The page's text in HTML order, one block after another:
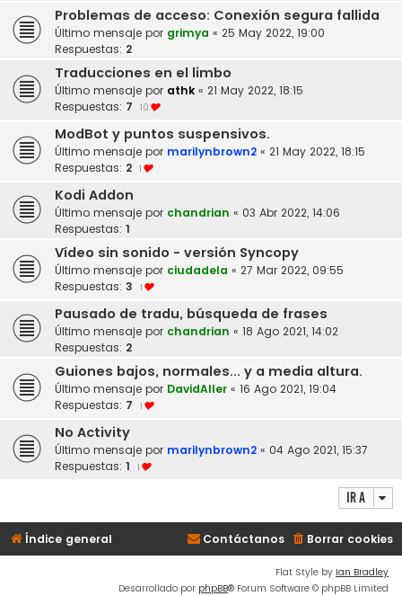
Problemas de acceso: Conexión segura fallida
Último mensaje por grimya « 25 May 2022, 19:00
Respuestas: 2
Traducciones en el limbo
Último mensaje por athk « 21 May 2022, 18:15
Respuestas: 7 10
ModBot y puntos suspensivos.
Último mensaje por marilynbrown2 « 21 May 2022, 18:15
Respuestas: 2 1
Kodi Addon
Último mensaje por chandrian « 03 Abr 2022, 14:06
Respuestas: 1
Vídeo sin sonido - versión Syncopy
Último mensaje por ciudadela « 27 Mar 2022, 09:55
Respuestas: 3 1
Pausado de tradu, búsqueda de frases
Último mensaje por chandrian « 18 Ago 2021, 14:02
Respuestas: 2
Guiones bajos, normales... y a media altura.
Último mensaje por DavidAller « 16 Ago 2021, 19:04
Respuestas: 7 1
No Activity
Último mensaje por marilynbrown2 « 04 Ago 2021, 15:37
Respuestas: 1 1
Ir a
Índice general Borrar cookies
Contáctanos
Flat Style by Ian Bradley
Desarrollado por phpBB® Forum Software © phpBB Limited